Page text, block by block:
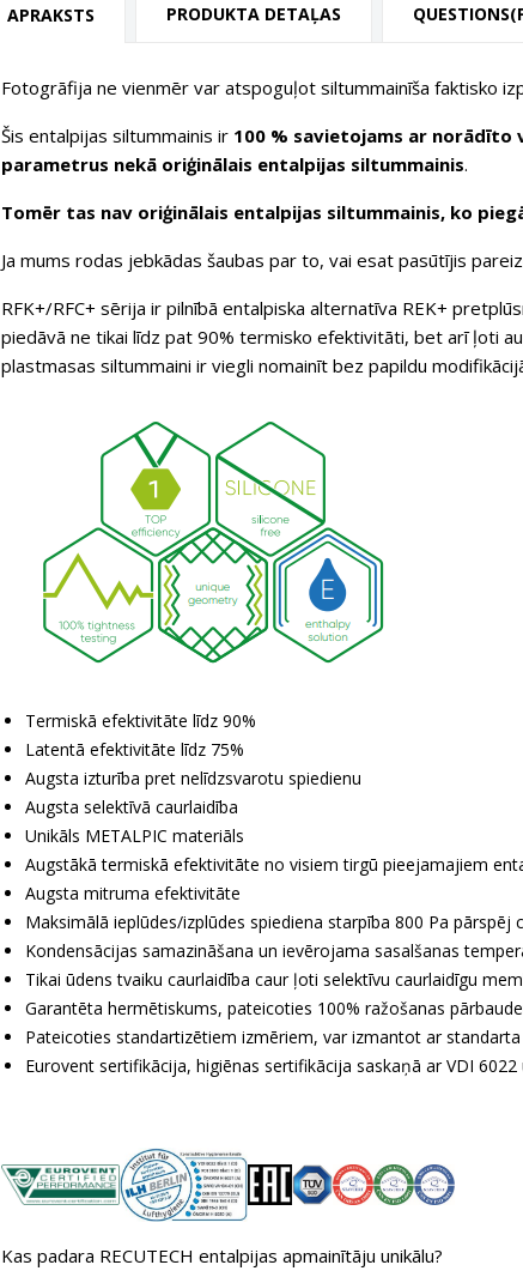
APRAKSTS PRODUKTA DETAĻAS
Fotogrāfija ne vienmēr var atspoguļot siltummainīša faktisko
Šis entalpijas siltummainis ir 100 % savietojams ar norādīto
parametrus nekā oriģinālais entalpijas siltummainis.
Tomēr tas nav oriģinālais entalpijas siltummainis, ko
Ja mums rodas jebkādas šaubas par to, vai esat pasūtījis
RFK+/RFC+ sērija ir pilnībā entalpiska alternatīva REK+
piedāvā ne tikai līdz pat 90% termisko efektivitāti, bet arī ļoti
plastmasas siltummaini ir viegli nomainīt bez papildu
Termiskā efektivitāte līdz 90%
Latentā efektivitāte līdz 75%
Augsta izturība pret nelīdzsvarotu spiedienu
Augsta selektīvā caurlaidība
Unikāls METALPIC materiāls
Augstākā termiskā efektivitāte no visiem tirgū pieejamajiem
Augsta mitruma efektivitāte
Maksimālā ieplūdes/izplūdes spiediena starpība 800 Pa
Kondensācijas samazināšana un ievērojama sasalšanas
Tikai ūdens tvaiku caurlaidība caur ļoti selektīvu caurlaidīgu
Garantēta hermētiskums, pateicoties 100% ražošanas
Pateicoties standartizētiem izmēriem, var izmantot ar
Eurovent sertifikācija, higiēnas sertifikācija saskaņā ar VDI
Kas padara RECUTECH entalpijas apmainītāju unikālu?